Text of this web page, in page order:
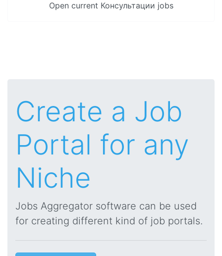
Open current Консультации jobs
Create a Job
Portal for any
Niche
Jobs Aggregator software can be used
for creating different kind of job portals.